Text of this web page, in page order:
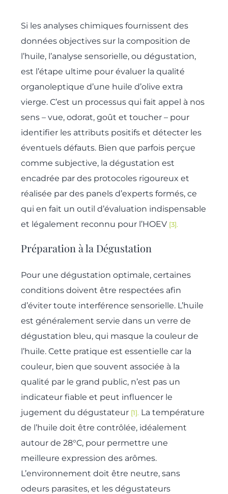
Si les analyses chimiques fournissent des
données objectives sur la composition de
l’huile, l’analyse sensorielle, ou dégustation,
est l’étape ultime pour évaluer la qualité
organoleptique d’une huile d’olive extra
vierge. C’est un processus qui fait appel à nos
sens – vue, odorat, goût et toucher – pour
identifier les attributs positifs et détecter les
éventuels défauts. Bien que parfois perçue
comme subjective, la dégustation est
encadrée par des protocoles rigoureux et
réalisée par des panels d’experts formés, ce
qui en fait un outil d’évaluation indispensable
et légalement reconnu pour l’HOEV [3].
Préparation à la Dégustation
Pour une dégustation optimale, certaines
conditions doivent être respectées afin
d’éviter toute interférence sensorielle. L’huile
est généralement servie dans un verre de
dégustation bleu, qui masque la couleur de
l’huile. Cette pratique est essentielle car la
couleur, bien que souvent associée à la
qualité par le grand public, n’est pas un
indicateur fiable et peut influencer le
jugement du dégustateur [1]. La température
de l’huile doit être contrôlée, idéalement
autour de 28°C, pour permettre une
meilleure expression des arômes.
L’environnement doit être neutre, sans
odeurs parasites, et les dégustateurs